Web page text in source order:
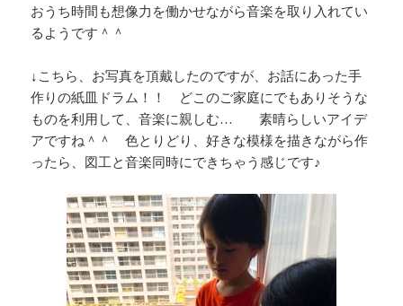
おうち時間も想像力を働かせながら音楽を取り入れてい
るようです＾＾
↓こちら、お写真を頂戴したのですが、お話にあった手
作りの紙皿ドラム！！ どこのご家庭にでもありそうな
ものを利用して、音楽に親しむ… 素晴らしいアイデ
アですね＾＾ 色とりどり、好きな模様を描きながら作
ったら、図工と音楽同時にできちゃう感じです♪